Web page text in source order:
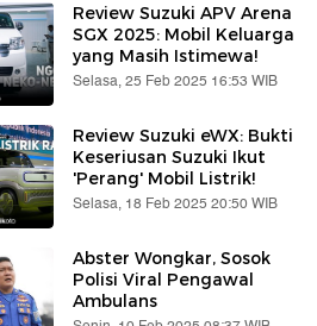
Review Suzuki APV Arena
SGX 2025: Mobil Keluarga
yang Masih Istimewa!
Selasa, 25 Feb 2025 16:53 WIB
Review Suzuki eWX: Bukti
Keseriusan Suzuki Ikut
'Perang' Mobil Listrik!
Selasa, 18 Feb 2025 20:50 WIB
Abster Wongkar, Sosok
Polisi Viral Pengawal
Ambulans